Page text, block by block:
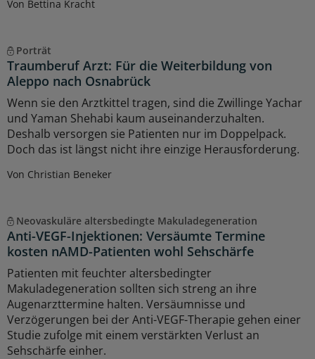
Von Bettina Kracht
Porträt
Traumberuf Arzt: Für die Weiterbildung von
Aleppo nach Osnabrück
Wenn sie den Arztkittel tragen, sind die Zwillinge Yachar
und Yaman Shehabi kaum auseinanderzuhalten.
Deshalb versorgen sie Patienten nur im Doppelpack.
Doch das ist längst nicht ihre einzige Herausforderung.
Von Christian Beneker
Neovaskuläre altersbedingte Makuladegeneration
Anti-VEGF-Injektionen: Versäumte Termine
kosten nAMD-Patienten wohl Sehschärfe
Patienten mit feuchter altersbedingter
Makuladegeneration sollten sich streng an ihre
Augenarzttermine halten. Versäumnisse und
Verzögerungen bei der Anti-VEGF-Therapie gehen einer
Studie zufolge mit einem verstärkten Verlust an
Sehschärfe einher.